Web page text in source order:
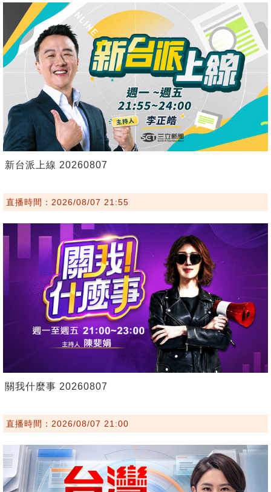
新台派上線 20260807
直播時間：2026/08/07 21:55
關我什麼事 20260807
直播時間：2026/08/07 21:00